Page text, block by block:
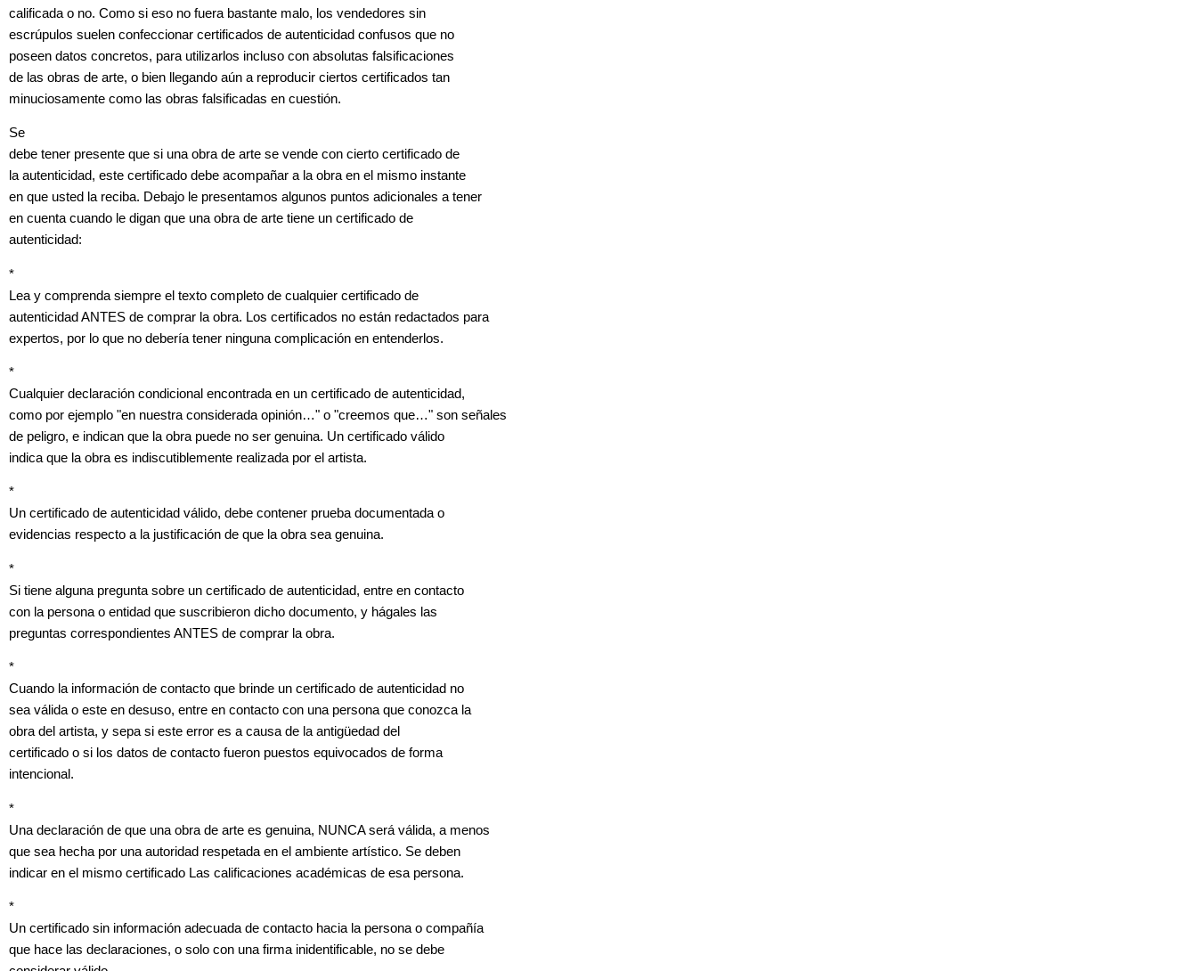
calificada o no. Como si eso no fuera bastante malo, los vendedores sin
escrúpulos suelen confeccionar certificados de autenticidad confusos que no
poseen datos concretos, para utilizarlos incluso con absolutas falsificaciones
de las obras de arte, o bien llegando aún a reproducir ciertos certificados tan
minuciosamente como las obras falsificadas en cuestión.
Se
debe tener presente que si una obra de arte se vende con cierto certificado de
la autenticidad, este certificado debe acompañar a la obra en el mismo instante
en que usted la reciba. Debajo le presentamos algunos puntos adicionales a tener
en cuenta cuando le digan que una obra de arte tiene un certificado de
autenticidad:
*
Lea y comprenda siempre el texto completo de cualquier certificado de
autenticidad ANTES de comprar la obra. Los certificados no están redactados para
expertos, por lo que no debería tener ninguna complicación en entenderlos.
*
Cualquier declaración condicional encontrada en un certificado de autenticidad,
como por ejemplo "en nuestra considerada opinión…" o "creemos que…" son señales
de peligro, e indican que la obra puede no ser genuina. Un certificado válido
indica que la obra es indiscutiblemente realizada por el artista.
*
Un certificado de autenticidad válido, debe contener prueba documentada o
evidencias respecto a la justificación de que la obra sea genuina.
*
Si tiene alguna pregunta sobre un certificado de autenticidad, entre en contacto
con la persona o entidad que suscribieron dicho documento, y hágales las
preguntas correspondientes ANTES de comprar la obra.
*
Cuando la información de contacto que brinde un certificado de autenticidad no
sea válida o este en desuso, entre en contacto con una persona que conozca la
obra del artista, y sepa si este error es a causa de la antigüedad del
certificado o si los datos de contacto fueron puestos equivocados de forma
intencional.
*
Una declaración de que una obra de arte es genuina, NUNCA será válida, a menos
que sea hecha por una autoridad respetada en el ambiente artístico. Se deben
indicar en el mismo certificado Las calificaciones académicas de esa persona.
*
Un certificado sin información adecuada de contacto hacia la persona o compañía
que hace las declaraciones, o solo con una firma inidentificable, no se debe